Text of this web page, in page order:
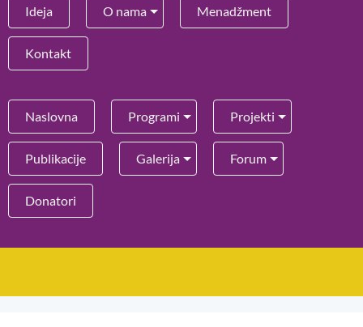
Ideja O nama Menadžment
Kontakt
Naslovna Programi Projekti
Publikacije Galerija Forum
Donatori